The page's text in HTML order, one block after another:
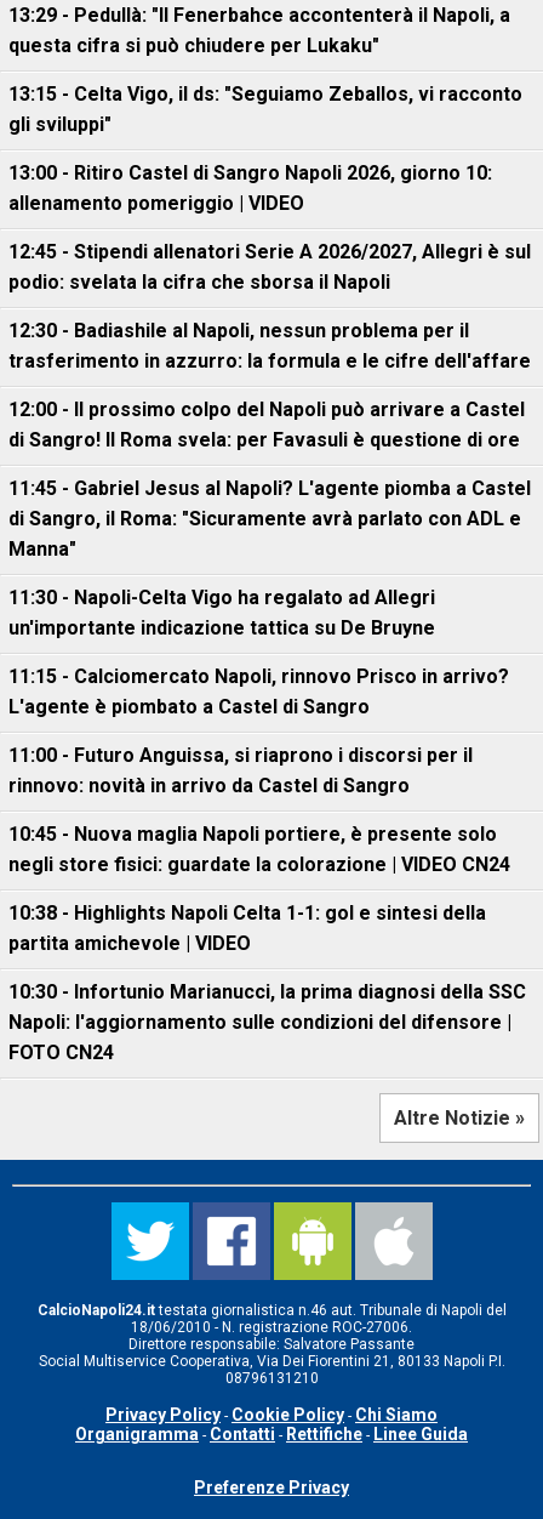
13:29 - Pedullà: "Il Fenerbahce accontenterà il Napoli, a
questa cifra si può chiudere per Lukaku"
13:15 - Celta Vigo, il ds: "Seguiamo Zeballos, vi racconto
gli sviluppi"
13:00 - Ritiro Castel di Sangro Napoli 2026, giorno 10:
allenamento pomeriggio | VIDEO
12:45 - Stipendi allenatori Serie A 2026/2027, Allegri è sul
podio: svelata la cifra che sborsa il Napoli
12:30 - Badiashile al Napoli, nessun problema per il
trasferimento in azzurro: la formula e le cifre dell'affare
12:00 - Il prossimo colpo del Napoli può arrivare a Castel
di Sangro! Il Roma svela: per Favasuli è questione di ore
11:45 - Gabriel Jesus al Napoli? L'agente piomba a Castel
di Sangro, il Roma: "Sicuramente avrà parlato con ADL e
Manna"
11:30 - Napoli-Celta Vigo ha regalato ad Allegri
un'importante indicazione tattica su De Bruyne
11:15 - Calciomercato Napoli, rinnovo Prisco in arrivo?
L'agente è piombato a Castel di Sangro
11:00 - Futuro Anguissa, si riaprono i discorsi per il
rinnovo: novità in arrivo da Castel di Sangro
10:45 - Nuova maglia Napoli portiere, è presente solo
negli store fisici: guardate la colorazione | VIDEO CN24
10:38 - Highlights Napoli Celta 1-1: gol e sintesi della
partita amichevole | VIDEO
10:30 - Infortunio Marianucci, la prima diagnosi della SSC
Napoli: l'aggiornamento sulle condizioni del difensore |
FOTO CN24
Altre Notizie »
CalcioNapoli24.ittestata giornalistica n.46 aut. Tribunale di Napoli del
18/06/2010 - N. registrazione ROC-27006.
Direttore responsabile: Salvatore Passante
Social Multiservice Cooperativa, Via Dei Fiorentini 21, 80133 Napoli P.I.
08796131210
Privacy Policy - Cookie Policy - Chi Siamo
Organigramma - Contatti - Rettifiche - Linee Guida
Preferenze Privacy